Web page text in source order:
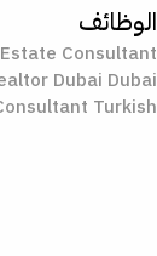
الوظائف
Consultant
Dubai Dubai
Turkish